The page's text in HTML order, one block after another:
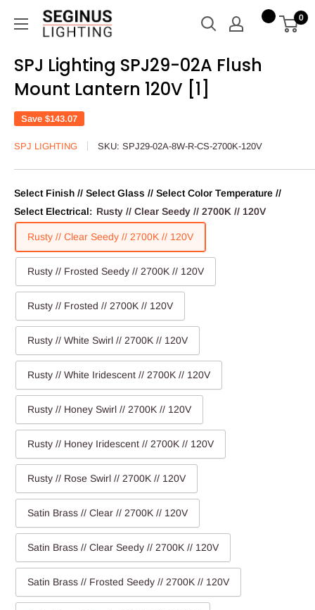
Seginus
Lighting
0
SPJ Lighting SPJ29-02A Flush
Mount Lantern 120V [1]
Save $143.07
SPJ LIGHTING SKU: SPJ29-02A-8W-R-CS-2700K-120V
Select Finish // Select Glass // Select Color Temperature //
Select Electrical: Rusty // Clear Seedy // 2700K // 120V
Rusty // Clear Seedy // 2700K // 120V
Rusty // Frosted Seedy // 2700K // 120V
Rusty // Frosted // 2700K // 120V
Rusty // White Swirl // 2700K // 120V
Rusty // White Iridescent // 2700K // 120V
Rusty // Honey Swirl // 2700K // 120V
Rusty // Honey Iridescent // 2700K // 120V
Rusty // Rose Swirl // 2700K // 120V
Satin Brass // Clear // 2700K // 120V
Satin Brass // Clear Seedy // 2700K // 120V
Satin Brass // Frosted Seedy // 2700K // 120V